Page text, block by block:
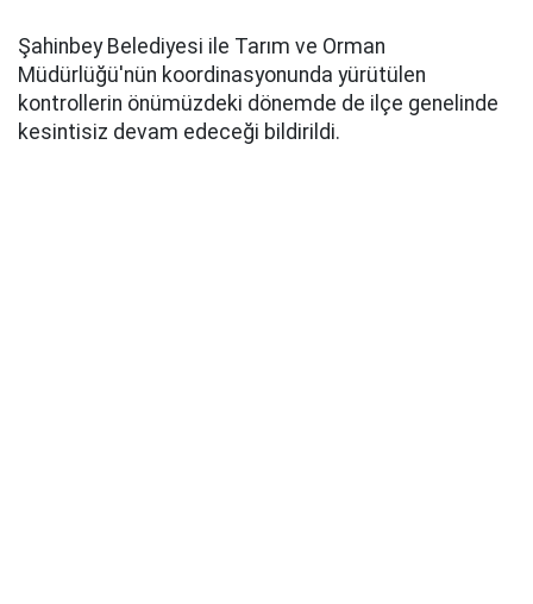
Şahinbey Belediyesi ile Tarım ve Orman
Müdürlüğü'nün koordinasyonunda yürütülen
kontrollerin önümüzdeki dönemde de ilçe genelinde
kesintisiz devam edeceği bildirildi.